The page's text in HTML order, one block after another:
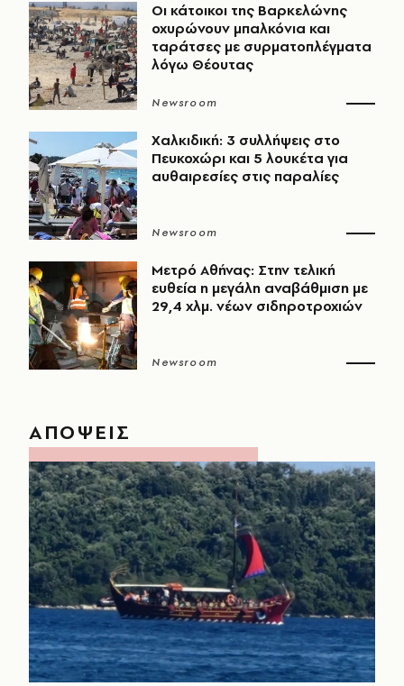
Οι κάτοικοι της Βαρκελώνης
οχυρώνουν μπαλκόνια και
ταράτσες με συρματοπλέγματα
λόγω Θέουτας
Newsroom
Χαλκιδική: 3 συλλήψεις στο
Πευκοχώρι και 5 λουκέτα για
αυθαιρεσίες στις παραλίες
Newsroom
Μετρό Αθήνας: Στην τελική
ευθεία η μεγάλη αναβάθμιση με
29,4 χλμ. νέων σιδηροτροχιών
Newsroom
ΑΠΟΨΕΙΣ